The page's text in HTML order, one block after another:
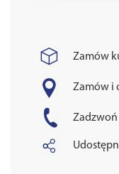
Zamów
Zamów i